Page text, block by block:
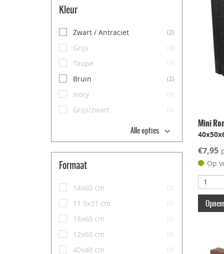
Kleur
Zwart / Antraciet (2)
Grijs (0)
Taupe (0)
Bruin (2)
Ivory (0)
Grijs/zwart (0)
Alle opties
Formaat
14x60 cm (0)
11.5x31 cm (0)
15x60 cm (0)
12x60 cm (0)
40x40 cm (0)
Mini
€7,95
Op